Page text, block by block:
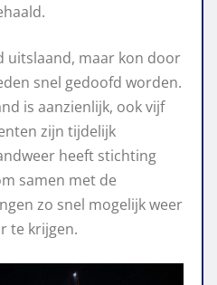
uitslaand, maar kon door
snel gedoofd worden.
is aanzienlijk, ook vijf
zijn tijdelijk
heeft stichting
samen met de
zo snel mogelijk weer
te krijgen.